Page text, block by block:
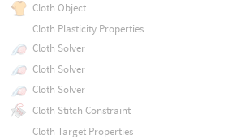
Cloth Object
Cloth Plasticity Properties
Cloth Solver
Cloth Solver
Cloth Solver
Cloth Stitch Constraint
Cloth Target Properties